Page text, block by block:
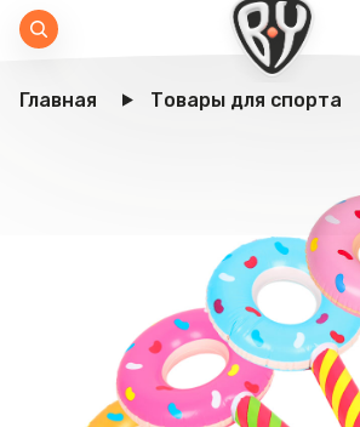
Главная Товары для спорта